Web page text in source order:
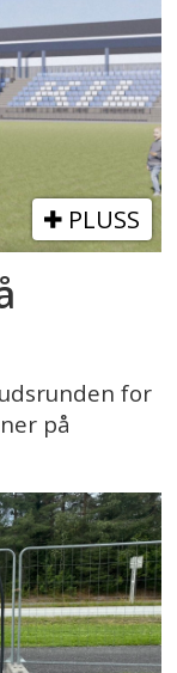
PLUSS
for
på